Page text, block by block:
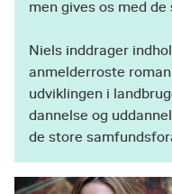
men gives os med
Niels inddrager
anmelderroste roman
udviklingen i
dannelse og
de store